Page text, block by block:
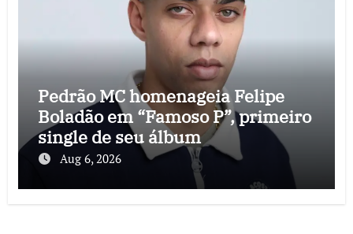
Pedrão MC homenageia Felipe
Boladão em “Famoso P”, primeiro
single de seu álbum
Aug 6, 2026